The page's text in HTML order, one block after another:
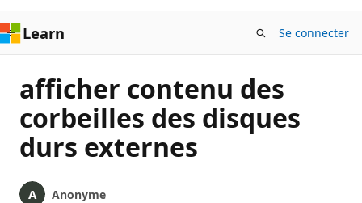
Learn Se connecter
afficher contenu des
corbeilles des disques
durs externes
Anonyme